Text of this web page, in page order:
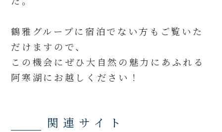
鶴雅グループに宿泊でない方もご覧いた
だけますので、
この機会にぜひ大自然の魅力にあふれる
阿寒湖にお越しください！
関連サイト